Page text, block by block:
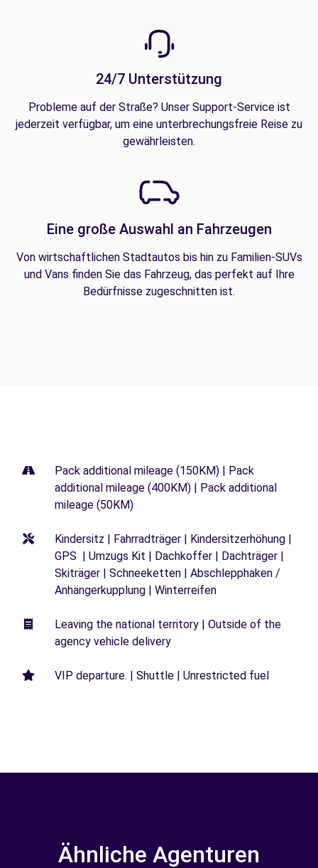
24/7 Unterstützung
Probleme auf der Straße? Unser Support-Service ist
jederzeit verfügbar, um eine unterbrechungsfreie Reise zu
gewährleisten.
Eine große Auswahl an Fahrzeugen
Von wirtschaftlichen Stadtautos bis hin zu Familien-SUVs
und Vans finden Sie das Fahrzeug, das perfekt auf Ihre
Bedürfnisse zugeschnitten ist.
Pack additional mileage (150KM) | Pack
additional mileage (400KM) | Pack additional
mileage (50KM)
Kindersitz | Fahrradträger | Kindersitzerhöhung |
GPS | Umzugs Kit | Dachkoffer | Dachträger |
Skiträger | Schneeketten | Abschlepphaken /
Anhängerkupplung | Winterreifen
Leaving the national territory | Outside of the
agency vehicle delivery
VIP departure. | Shuttle | Unrestricted fuel
Ähnliche Agenturen